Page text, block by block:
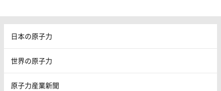
日本の原子力
世界の原子力
原子力産業新聞